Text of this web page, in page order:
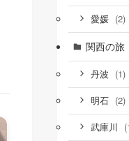
愛媛 (2)
関西の旅
丹波 (1)
明石 (2)
武庫川